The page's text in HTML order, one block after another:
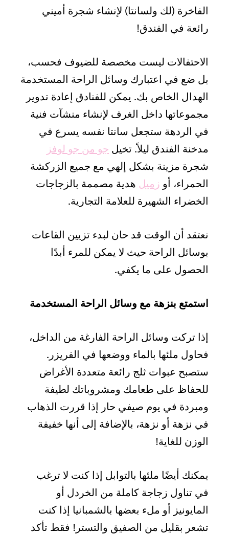
الفاخرة (لك ولسانتا) لإنشاء شجرة أميني
رائعة في الفندق!
الاحتفالات ليست مخصصة للضيوف فحسب،
بل ضع في اعتبارك وسائل الراحة المستخدمة
الهدال الخاص بك. يمكن للفنادق إعادة تدوير
مجموعاتها داخل الغرف لإنشاء منشآت فنية
في الردهة ستجعل سانتا نفسه يسرع في
مدخنة الفندق ليلاً. تخيل جو من جو لوفز
شجرة مزينة بشكل إلهي مع جميع الزركشة
الحمراء، أو زميل هدية مصممة بالزجاجات
الخضراء الشهيرة للعلامة التجارية.
نعتقد أن الوقت قد حان لبدء تزيين القاعات
بوسائل الراحة حيث لا يمكن للمرء أبدًا
الحصول على ما يكفي.
استمتع بنزهة مع وسائل الراحة المستخدمة
إذا تركت وسائل الراحة الفارغة من الداخل،
فحاول ملئها بالماء ووضعها في الفريزر.
ستصبح عبوات ثلج رائعة متعددة الأغراض
للحفاظ على طعامك ومشروباتك لطيفة
ومبردة في يوم صيفي حار إذا قررت الذهاب
في نزهة أو نزهة، بالإضافة إلى أنها خفيفة
الوزن للغاية!
يمكنك أيضًا ملئها بالتوابل إذا كنت لا ترغب
في تناول زجاجة كاملة من الخردل أو
المايونيز أو ملء بعضها بالشمبانيا إذا كنت
تشعر بقليل من الصفيق والتستر! فقط تأكد